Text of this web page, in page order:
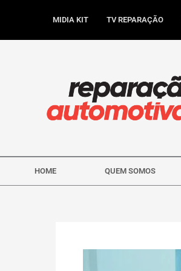
MIDIA KIT TV REPARAÇÃO
HOME QUEM SOMOS